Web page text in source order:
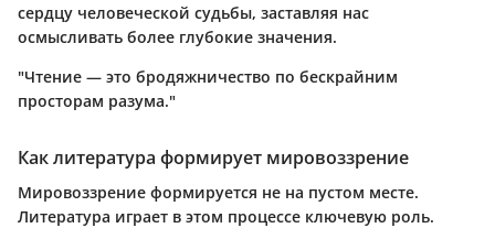
сердцу человеческой судьбы, заставляя нас
осмысливать более глубокие значения.
"Чтение — это бродяжничество по бескрайним
просторам разума."
Как литература формирует мировоззрение
Мировоззрение формируется не на пустом месте.
Литература играет в этом процессе ключевую роль.